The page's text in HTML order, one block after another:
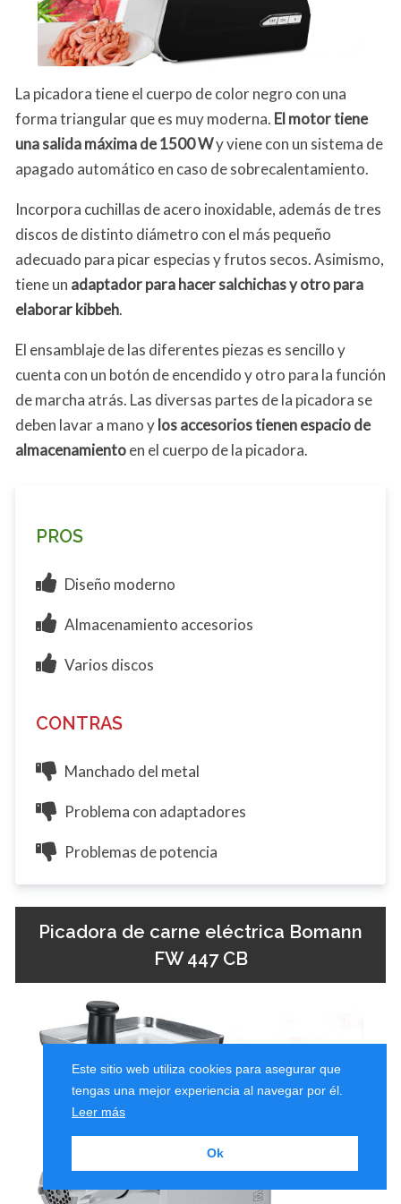
La picadora tiene el cuerpo de color negro con una
forma triangular que es muy moderna. El motor tiene
una salida máxima de 1500 Wy viene con un sistema de
apagado automático en caso de sobrecalentamiento.
Incorpora cuchillas de acero inoxidable, además de tres
discos de distinto diámetro con el más pequeño
adecuado para picar especias y frutos secos. Asimismo,
tiene un adaptador para hacer salchichas y otro para
elaborar kibbeh.
El ensamblaje de las diferentes piezas es sencillo y
cuenta con un botón de encendido y otro para la función
de marcha atrás. Las diversas partes de la picadora se
deben lavar a mano ylos accesorios tienen espacio de
almacenamientoen el cuerpo de la picadora.
PROS
Diseño moderno
Almacenamiento accesorios
Varios discos
CONTRAS
Manchado del metal
Problema con adaptadores
Problemas de potencia
Picadora de carne eléctrica Bomann
FW 447 CB
Este sitio web utiliza cookies para asegurar que
tengas una mejor experiencia al navegar por él.
Leer más
Ok